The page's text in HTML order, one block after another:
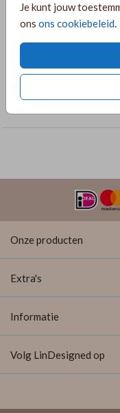
Je kunt jouw
ons ons cookiebeleid.
OMSCHRIJVING
Onze producten
Extra's
Informatie
Volg LinDesigned op